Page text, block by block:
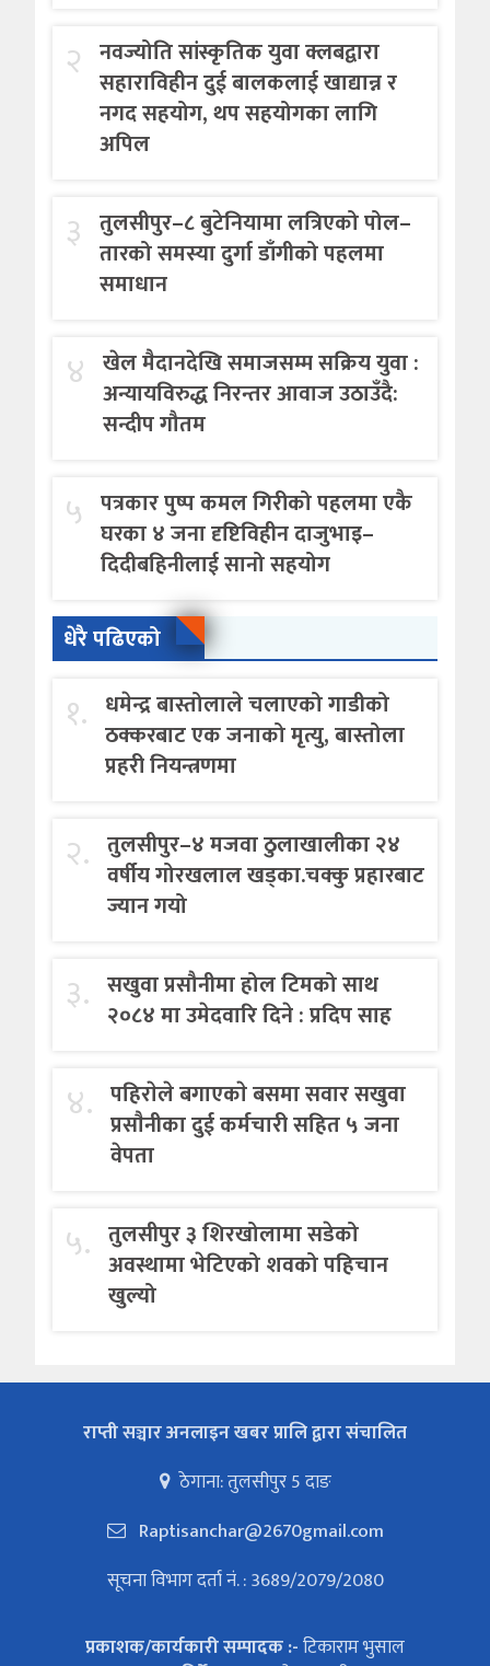
२ नवज्योति सांस्कृतिक युवा क्लबद्वारा
सहाराविहीन दुई बालकलाई खाद्यान्न र
नगद सहयोग, थप सहयोगका लागि
अपिल
३ तुलसीपुर–८ बुटेनियामा लत्रिएको पोल–
तारको समस्या दुर्गा डाँगीको पहलमा
समाधान
४ खेल मैदानदेखि समाजसम्म सक्रिय युवा :
अन्यायविरुद्ध निरन्तर आवाज उठाउँदै:
सन्दीप गौतम
५ पत्रकार पुष्प कमल गिरीको पहलमा एकै
घरका ४ जना दृष्टिविहीन दाजुभाइ–
दिदीबहिनीलाई सानो सहयोग
धेरै पढिएको
१. धमेन्द्र बास्तोलाले चलाएको गाडीको
ठक्करबाट एक जनाको मृत्यु, बास्तोला
प्रहरी नियन्त्रणमा
२. तुलसीपुर–४ मजवा ठुलाखालीका २४
वर्षीय गोरखलाल खड्का.चक्कु प्रहारबाट
ज्यान गयो
३. सखुवा प्रसौनीमा होल टिमको साथ
२०८४ मा उमेदवारि दिने : प्रदिप साह
४. पहिराेले बगाएकाे बसमा सवार सखुवा
प्रसाैनीका दुई कर्मचारी सहित ५ जना
वेपता
५. तुलसीपुर ३ शिरखोलामा सडेको
अवस्थामा भेटिएको शवको पहिचान
खुल्यो
राप्ती सञ्चार अनलाइन खबर प्रालि द्वारा संचालित
ठेगाना: तुलसीपुर 5 दाङ
Raptisanchar@2670gmail.com
सूचना विभाग दर्ता नं. : 3689/2079/2080
प्रकाशक/कार्यकारी सम्पादक :-टिकाराम भुसाल